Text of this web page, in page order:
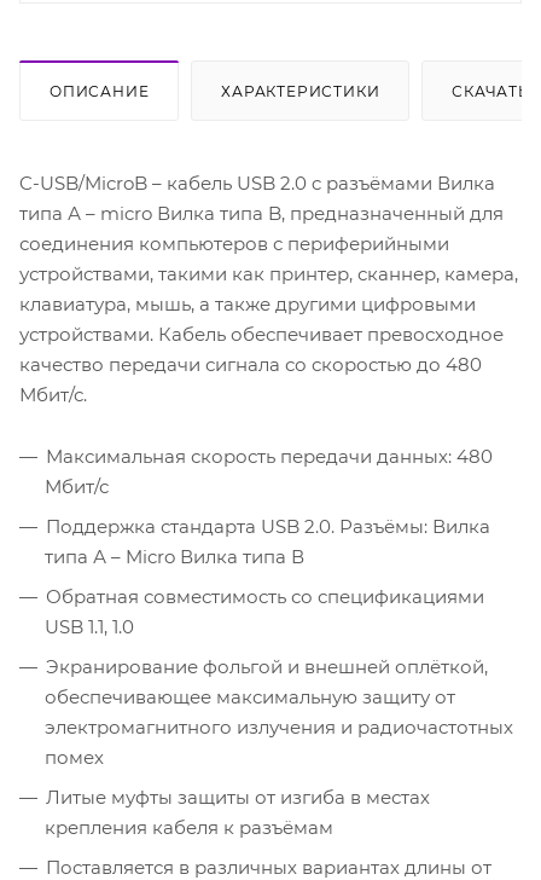
ОПИСАНИЕ ХАРАКТЕРИСТИКИ СКАЧАТЬ
C-USB/MicroB – кабель USB 2.0 c разъёмами Вилка
типа А – micro Вилка типа B, предназначенный для
соединения компьютеров с периферийными
устройствами, такими как принтер, сканнер, камера,
клавиатура, мышь, а также другими цифровыми
устройствами. Кабель обеспечивает превосходное
качество передачи сигнала со скоростью до 480
Мбит/с.
Максимальная скорость передачи данных: 480
Мбит/с
Поддержка стандарта USB 2.0. Разъёмы: Вилка
типа А – Micro Вилка типа В
Обратная совместимость со спецификациями
USB 1.1, 1.0
Экранирование фольгой и внешней оплёткой,
обеспечивающее максимальную защиту от
электромагнитного излучения и радиочастотных
помех
Литые муфты защиты от изгиба в местах
крепления кабеля к разъёмам
Поставляется в различных вариантах длины от